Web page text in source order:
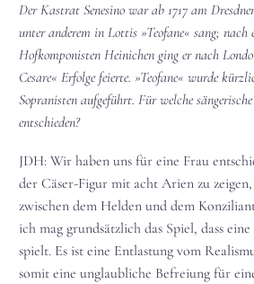
Der Kastrat Senesino war ab 1717 am
unter anderem in Lottis »Teofane« sang;
Hofkomponisten Heinichen ging er nach
Cesare« Erfolge feierte. »Teofane« wurde
Sopranisten aufgeführt. Für welche
entschieden?
JDH: Wir haben uns für eine Frau
der Cäser-Figur mit acht Arien zu
zwischen dem Helden und dem
ich mag grundsätzlich das Spiel, dass
spielt. Es ist eine Entlastung vom
somit eine unglaubliche Befreiung für